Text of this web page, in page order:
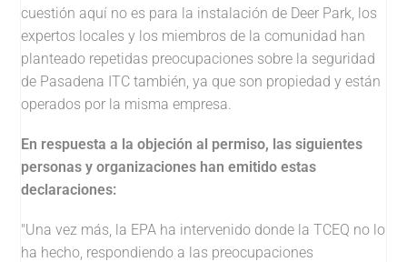
cuestión aquí no es para la instalación de Deer Park, los
expertos locales y los miembros de la comunidad han
planteado repetidas preocupaciones sobre la seguridad
de Pasadena ITC también, ya que son propiedad y están
operados por la misma empresa.
En respuesta a la objeción al permiso, las siguientes
personas y organizaciones han emitido estas
declaraciones:
"Una vez más, la EPA ha intervenido donde la TCEQ no lo
ha hecho, respondiendo a las preocupaciones